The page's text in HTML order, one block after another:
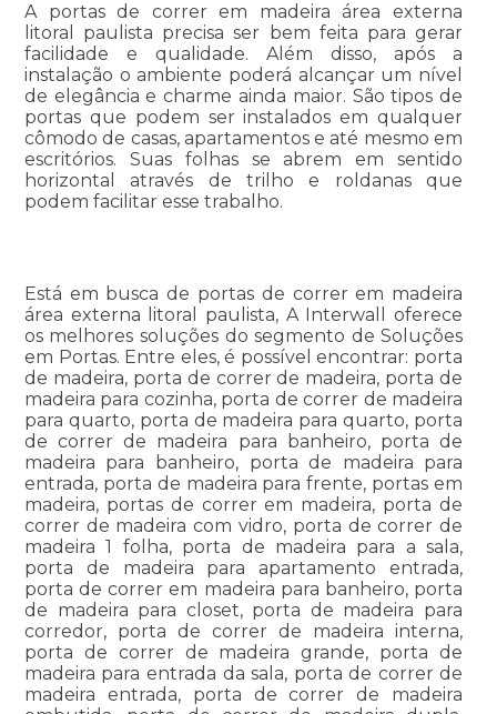
A portas de correr em madeira área externa
litoral paulista precisa ser bem feita para gerar
facilidade e qualidade. Além disso, após a
instalação o ambiente poderá alcançar um nível
de elegância e charme ainda maior. São tipos de
portas que podem ser instalados em qualquer
cômodo de casas, apartamentos e até mesmo em
escritórios. Suas folhas se abrem em sentido
horizontal através de trilho e roldanas que
podem facilitar esse trabalho.
Está em busca de portas de correr em madeira
área externa litoral paulista, A Interwall oferece
os melhores soluções do segmento de Soluções
em Portas. Entre eles, é possível encontrar: porta
de madeira, porta de correr de madeira, porta de
madeira para cozinha, porta de correr de madeira
para quarto, porta de madeira para quarto, porta
de correr de madeira para banheiro, porta de
madeira para banheiro, porta de madeira para
entrada, porta de madeira para frente, portas em
madeira, portas de correr em madeira, porta de
correr de madeira com vidro, porta de correr de
madeira 1 folha, porta de madeira para a sala,
porta de madeira para apartamento entrada,
porta de correr em madeira para banheiro, porta
de madeira para closet, porta de madeira para
corredor, porta de correr de madeira interna,
porta de correr de madeira grande, porta de
madeira para entrada da sala, porta de correr de
madeira entrada, porta de correr de madeira